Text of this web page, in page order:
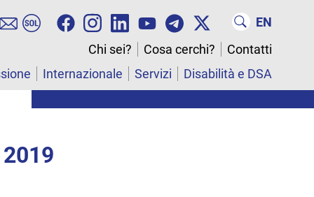
EN
Chi sei?
Cosa cerchi?
Contatti
Internazionale Servizi Disabilità e DSA